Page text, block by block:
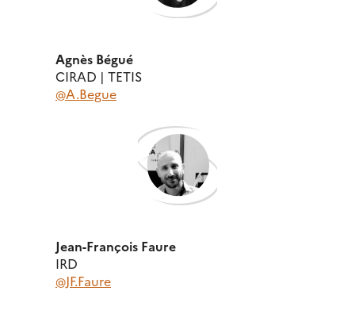
Agnès Bégué
CIRAD | TETIS
@A.Begue
Jean-François Faure
IRD
@JF.Faure